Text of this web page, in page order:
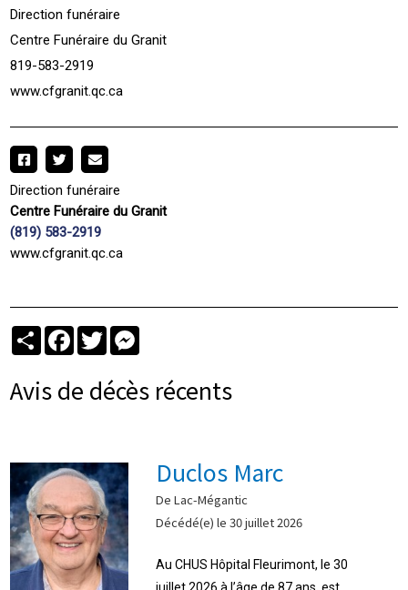
Direction funéraire
Centre Funéraire du Granit
819-583-2919
www.cfgranit.qc.ca
Direction funéraire
Centre Funéraire du Granit
(819) 583-2919
www.cfgranit.qc.ca
PartagerFacebook
Twitter
Avis de décès récents
Duclos Marc
De Lac-Mégantic
Décédé(e) le 30 juillet 2026
Au CHUS Hôpital Fleurimont, le 30
juillet 2026 à l’âge de 87 ans, est